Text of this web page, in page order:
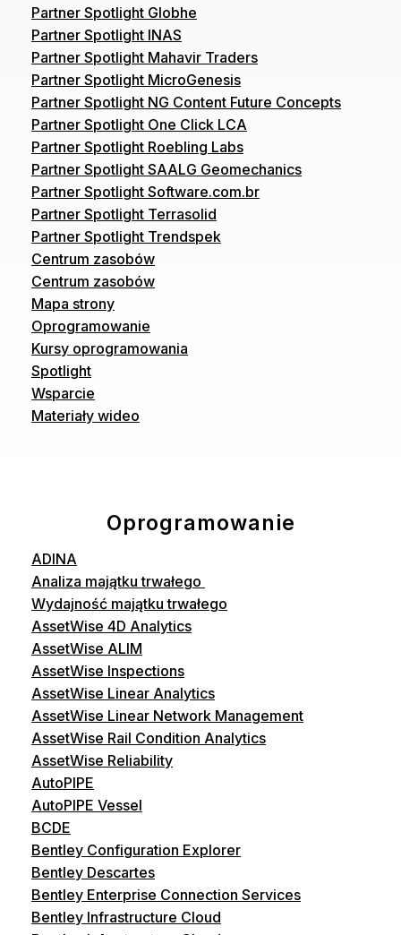
Partner Spotlight Globhe
Partner Spotlight INAS
Partner Spotlight Mahavir Traders
Partner Spotlight MicroGenesis
Partner Spotlight NG Content Future Concepts
Partner Spotlight One Click LCA
Partner Spotlight Roebling Labs
Partner Spotlight SAALG Geomechanics
Partner Spotlight Software.com.br
Partner Spotlight Terrasolid
Partner Spotlight Trendspek
Centrum zasobów
Centrum zasobów
Mapa strony
Oprogramowanie
Kursy oprogramowania
Spotlight
Wsparcie
Materiały wideo
Oprogramowanie
ADINA
Analiza majątku trwałego
Wydajność majątku trwałego
AssetWise 4D Analytics
AssetWise ALIM
AssetWise Inspections
AssetWise Linear Analytics
AssetWise Linear Network Management
AssetWise Rail Condition Analytics
AssetWise Reliability
AutoPIPE
AutoPIPE Vessel
BCDE
Bentley Configuration Explorer
Bentley Descartes
Bentley Enterprise Connection Services
Bentley Infrastructure Cloud